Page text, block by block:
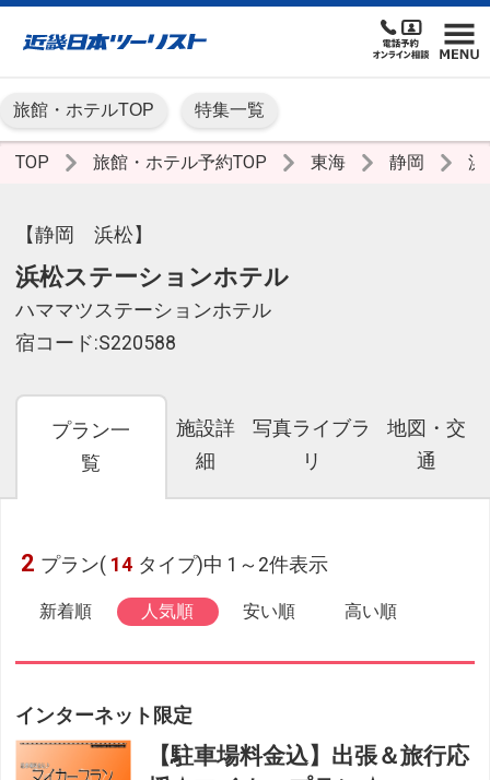
旅館・ホテルTOP 特集一覧
TOP 旅館・ホテル予約TOP 東海 静岡 浜
【静岡 浜松】
浜松ステーションホテル
ハママツステーションホテル
宿コード:S220588
プラン一
覧
施設詳
細
写真ライブラ
リ
地図・交
通
2 プラン( 14 タイプ)中 1～2件表示
新着順 人気順 安い順 高い順
インターネット限定
【駐車場料金込】出張＆旅行応